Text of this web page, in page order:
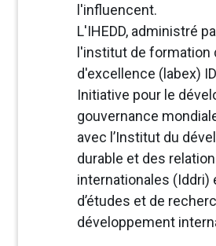
l'influencent.
L'IHEDD, administré
l'institut de formation
d'excellence (labex)
Initiative pour le
gouvernance
avec l’Institut du
durable et des
internationales (Iddri)
d’études et de
développement